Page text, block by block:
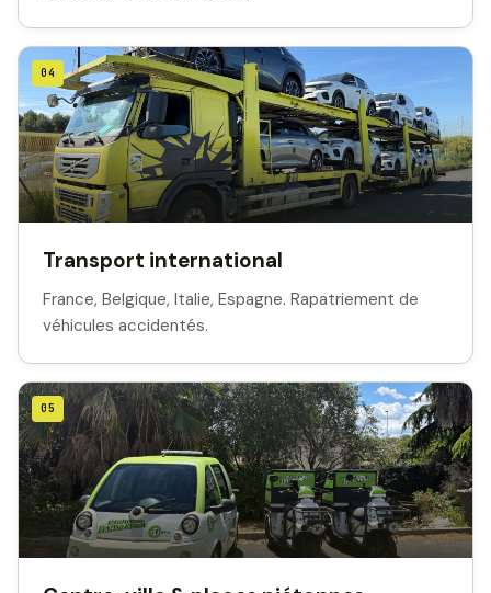
04
Transport international
France, Belgique, Italie, Espagne. Rapatriement de
véhicules accidentés.
05